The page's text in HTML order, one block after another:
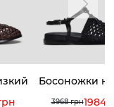
Босоножки
3968 грн1984